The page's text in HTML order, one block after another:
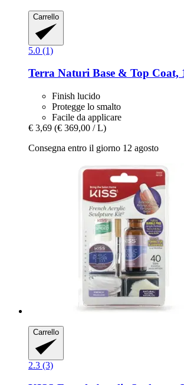
Carrello
5.0 (1)
Terra Naturi Base & Top Coat,
Finish lucido
Protegge lo smalto
Facile da applicare
€ 3,69 (€ 369,00 / L)
Consegna entro il giorno 12 agosto
Carrello
2.3 (3)